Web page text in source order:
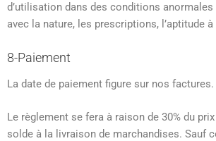
d’utilisation dans des conditions
avec la nature, les prescriptions, l’aptitude
8-Paiement
La date de paiement figure sur nos factures.
Le règlement se fera à raison de 30% du
solde à la livraison de marchandises. Sauf